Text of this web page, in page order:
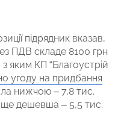
підрядник вказав,
ПДВ складе 8100 грн
яким КП “Благоустрій
угоду на придбання
нижчою – 7,8 тис.
ще дешевша – 5,5 тис.